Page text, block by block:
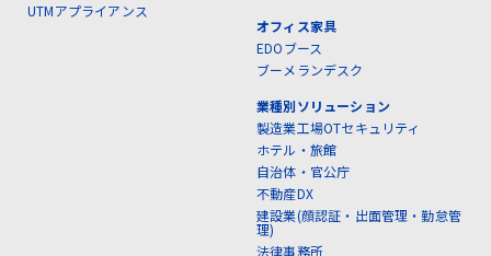
UTMアプライアンス
オフィス家具
EDOブース
ブーメランデスク
業種別ソリューション
製造業工場OTセキュリティ
ホテル・旅館
自治体・官公庁
不動産DX
建設業(顔認証・出面管理・勤怠管
理)
法律事務所